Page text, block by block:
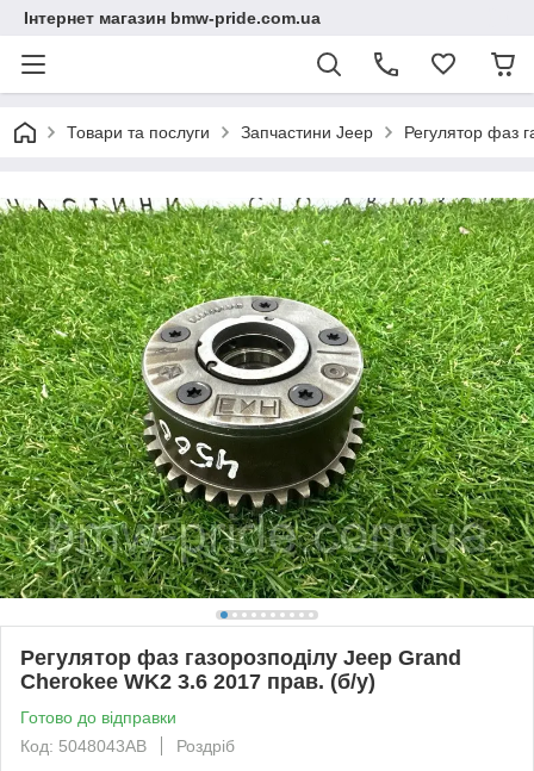
Інтернет магазин bmw-pride.com.ua
Товари та послуги Запчастини Jeep Регулятор фаз
Регулятор фаз газорозподілу Jeep Grand
Cherokee WK2 3.6 2017 прав. (б/у)
Готово до відправки
Код: 5048043AB
Роздріб